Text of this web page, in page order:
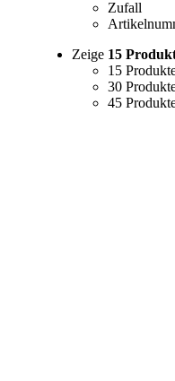
Zufall
Zeige 15
15
30
45